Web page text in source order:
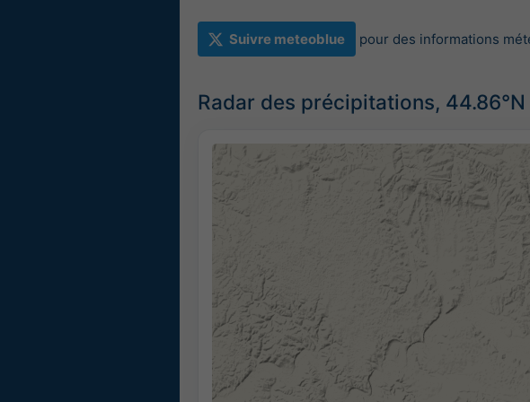
Suivre meteoblue pour des informations
Radar des précipitations, 44.86°N